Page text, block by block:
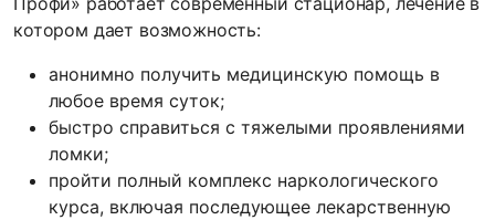
котором дает возможность:
анонимно получить медицинскую помощь в
любое время суток;
быстро справиться с тяжелыми проявлениями
ломки;
пройти полный комплекс наркологического
курса, включая последующее лекарственную